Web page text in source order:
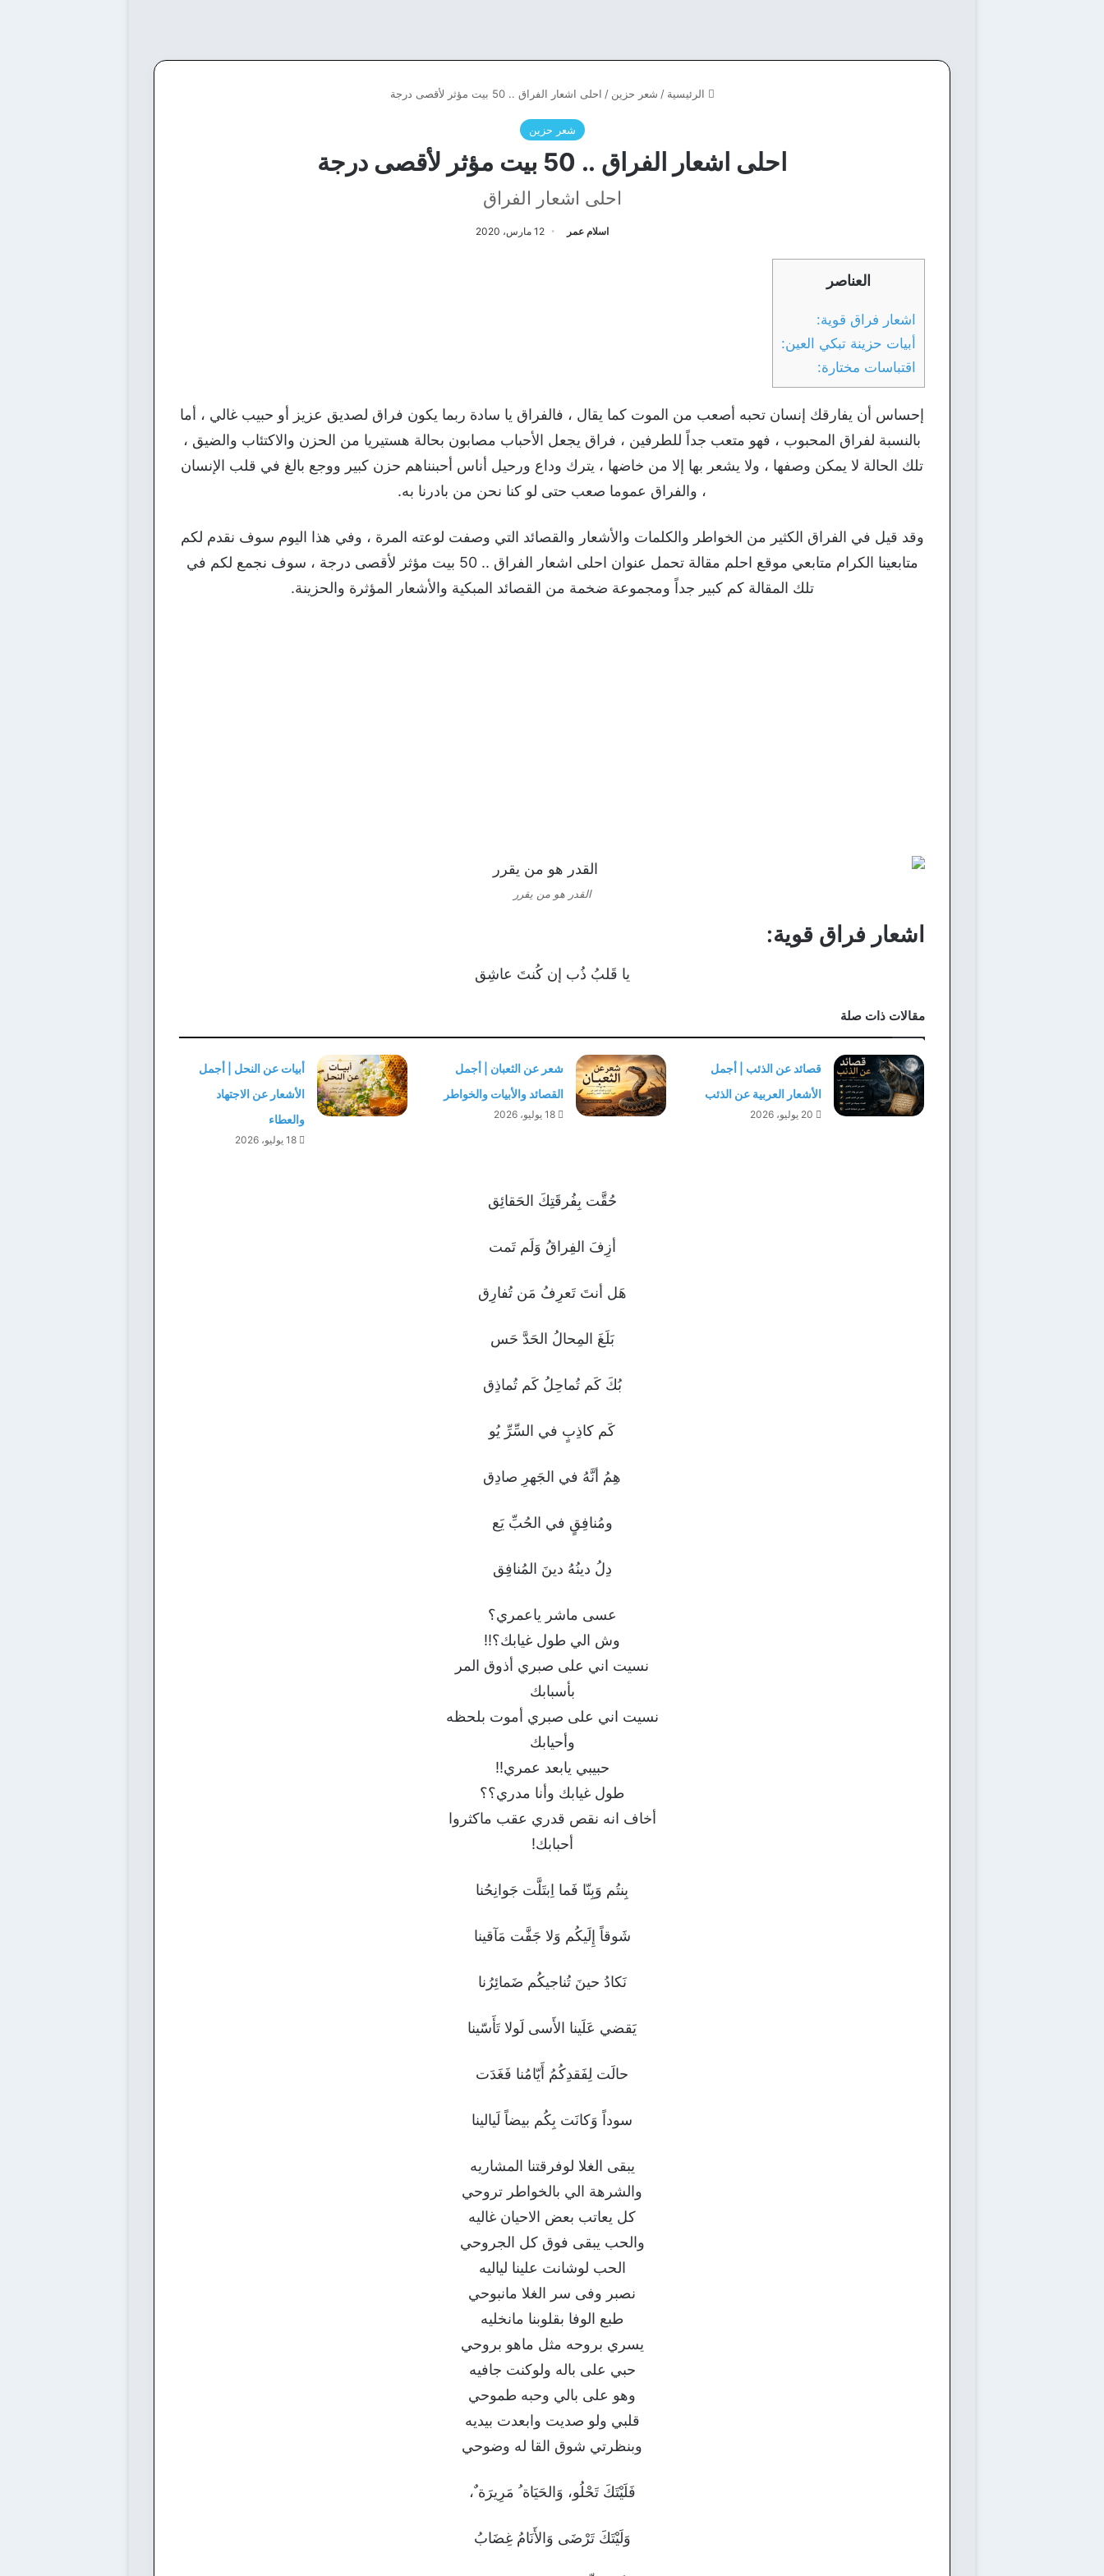
الرئيسية / شعر حزين / احلى اشعار الفراق .. 50 بيت مؤثر لأقصى درجة
شعر حزين
احلى اشعار الفراق .. 50 بيت مؤثر لأقصى درجة
احلى اشعار الفراق
اسلام عمر 12 مارس، 2020
العناصر
اشعار فراق قوية:
أبيات حزينة تبكي العين:
اقتباسات مختارة:
إحساس أن يفارقك إنسان تحبه أصعب من الموت كما يقال ، فالفراق يا سادة ربما يكون فراق لصديق عزيز أو حبيب غالي ، أما
بالنسبة لفراق المحبوب ، فهو متعب جداً للطرفين ، فراق يجعل الأحباب مصابون بحالة هستيريا من الحزن والاكتئاب والضيق ،
تلك الحالة لا يمكن وصفها ، ولا يشعر بها إلا من خاضها ، يترك وداع ورحيل أناس أحبنناهم حزن كبير ووجع بالغ في قلب الإنسان
، والفراق عموما صعب حتى لو كنا نحن من بادرنا به.
وقد قيل في الفراق الكثير من الخواطر والكلمات والأشعار والقصائد التي وصفت لوعته المرة ، وفي هذا اليوم سوف نقدم لكم
متابعينا الكرام متابعي موقع احلم مقالة تحمل عنوان احلى اشعار الفراق .. 50 بيت مؤثر لأقصى درجة ، سوف نجمع لكم في
تلك المقالة كم كبير جداً ومجموعة ضخمة من القصائد المبكية والأشعار المؤثرة والحزينة.
القدر هو من يقرر
اشعار فراق قوية:
يا قَلبُ ذُب إن كُنتَ عاشِق
مقالات ذات صلة
قصائد عن الذئب | أجمل
الأشعار العربية عن الذئب
20 يوليو، 2026
شعر عن الثعبان | أجمل
القصائد والأبيات والخواطر
18 يوليو، 2026
أبيات عن النحل | أجمل
الأشعار عن الاجتهاد
والعطاء
18 يوليو، 2026
حُقَّت بِفُرقَتِكَ الحَقائِق
أزِفَ الفِراقُ وَلَم تَمت
هَل أنتَ تَعرِفُ مَن تُفارِق
بَلَغَ المِحالُ الحَدَّ حَس
بُكَ كَم تُماحِلُ كَم تُماذِق
كَم كاذِبٍ في السِّرِّ يُو
هِمُ أنَّهُ في الجَهرِ صادِق
ومُنافِقٍ في الحُبِّ يَع
دِلُ دينُهُ دينَ المُنافِق
عسى ماشر ياعمري؟
وش الي طول غيابك؟!!
نسيت اني على صبري أذوق المر
بأسبابك
نسيت اني على صبري أموت بلحظه
وأحيابك
حبيبي يابعد عمري!!
طول غيابك وأنا مدري؟؟
أخاف انه نقص قدري عقب ماكثروا
أحبابك!
بِنتُم وَبِنّا فَما اِبتَلَّت جَوانِحُنا
شَوقاً إِلَيكُم وَلا جَفَّت مَآقينا
نَكادُ حينَ تُناجيكُم ضَمائِرُنا
يَقضي عَلَينا الأَسى لَولا تَأَسّينا
حالَت لِفَقدِكُمُ أَيّامُنا فَغَدَت
سوداً وَكانَت بِكُم بيضاً لَيالينا
يبقى الغلا لوفرقتنا المشاريه
والشرهة الي بالخواطر تروحي
كل يعاتب بعض الاحيان غاليه
والحب يبقى فوق كل الجروحي
الحب لوشانت علينا لياليه
نصبر وفى سر الغلا مانبوحي
طبع الوفا بقلوبنا مانخليه
يسري بروحه مثل ماهو بروحي
حبي على باله ولوكنت جافيه
وهو على بالي وحبه طموحي
قلبي ولو صديت وابعدت بيديه
وبنظرتي شوق القا له وضوحي
فَلَيْتَكَ تَحْلُو، وَالحَيَاة ُ مَرِيرَة ٌ،
وَلَيْتَكَ تَرْضَى وَالأَنَامُ غِضَابُ